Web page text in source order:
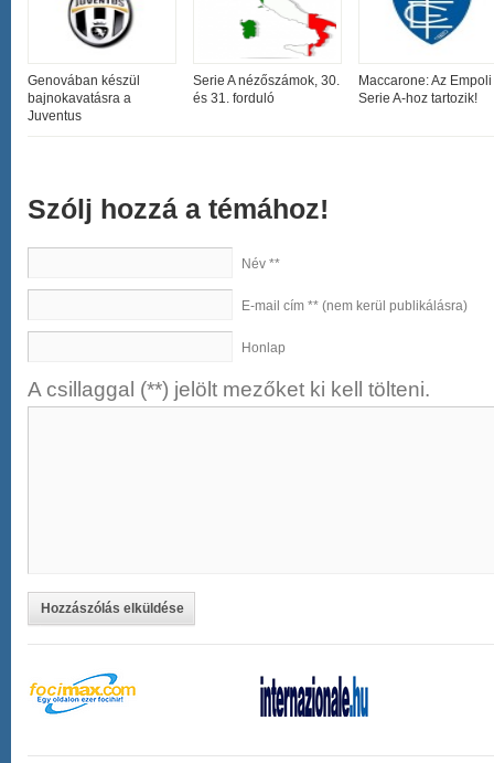
Genovában készül
bajnokavatásra a
Juventus
Serie A nézőszámok, 30.
és 31. forduló
Maccarone: Az
Serie A-hoz tartozik!
Szólj hozzá a témához!
Név **
E-mail cím ** (nem kerül publikálásra)
Honlap
A csillaggal (**) jelölt mezőket ki kell tölteni.
Hozzászólás elküldése